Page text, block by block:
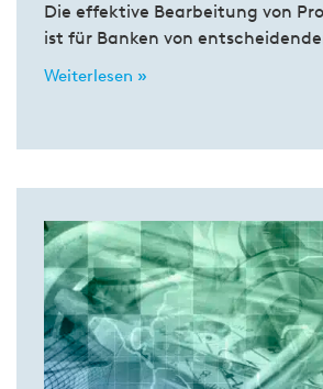
Die effektive Bearbeitung von
ist für Banken von
Weiterlesen »